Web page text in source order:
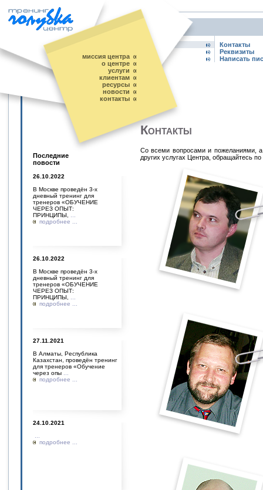
Контакты
Реквизиты
Написать
Последние
повости
26.10.2022
В Москве проведён 3-х
дневный тренинг для
тренеров «ОБУЧЕНИЕ
ЧЕРЕЗ ОПЫТ:
ПРИНЦИПЫ,
подробнее ...
26.10.2022
В Москве проведён 3-х
дневный тренинг для
тренеров «ОБУЧЕНИЕ
ЧЕРЕЗ ОПЫТ:
ПРИНЦИПЫ,
подробнее ...
27.11.2021
В Алматы, Республика
Казахстан, проведён тренинг
для тренеров «Обучение
через опы
подробнее ...
24.10.2021
подробнее ...
Контакты
Со всеми вопросами и пожеланиями,
других услугах Центра, обращайтесь по
миссия центра
о центре
услуги
клиентам
ресурсы
новости
контакты